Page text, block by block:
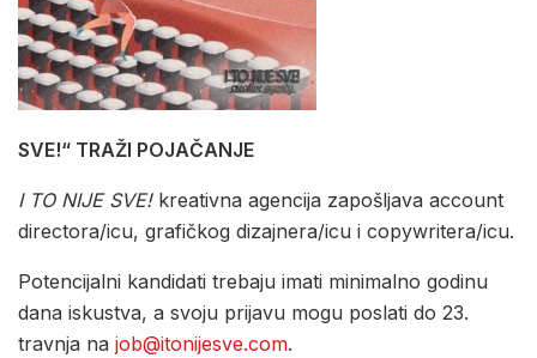
SVE!“ TRAŽI POJAČANJE
I TO NIJE SVE!kreativna agencija zapošljava account
directora/icu, grafičkog dizajnera/icu i copywritera/icu.
Potencijalni kandidati trebaju imati minimalno godinu
dana iskustva, a svoju prijavu mogu poslati do 23.
travnja na job@itonijesve.com.